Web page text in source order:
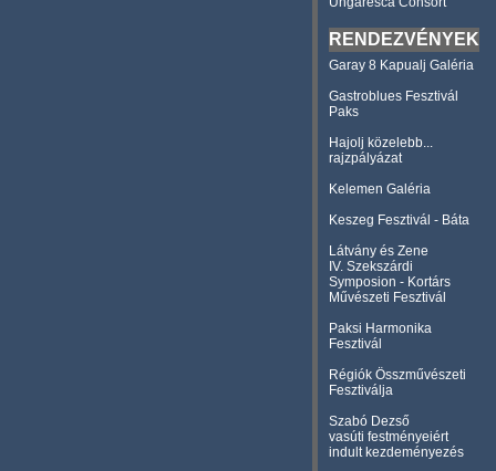
RENDEZVÉNYEK
Garay 8 Kapualj Galéria
Gastroblues Fesztivál
Paks
Hajolj közelebb...
rajzpályázat
Kelemen Galéria
Keszeg Fesztivál - Báta
Látvány és Zene
IV. Szekszárdi
Symposion - Kortárs
Művészeti Fesztivál
Paksi Harmonika
Fesztivál
Régiók Összművészeti
Fesztiválja
Szabó Dezső
vasúti festményeiért
indult kezdeményezés